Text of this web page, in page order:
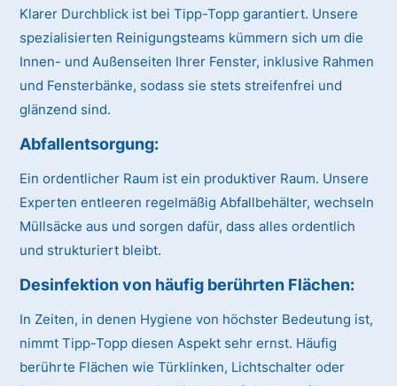
Klarer Durchblick ist bei Tipp-Topp garantiert. Unsere
spezialisierten Reinigungsteams kümmern sich um die
Innen- und Außenseiten Ihrer Fenster, inklusive Rahmen
und Fensterbänke, sodass sie stets streifenfrei und
glänzend sind.
Abfallentsorgung:
Ein ordentlicher Raum ist ein produktiver Raum. Unsere
Experten entleeren regelmäßig Abfallbehälter, wechseln
Müllsäcke aus und sorgen dafür, dass alles ordentlich
und strukturiert bleibt.
Desinfektion von häufig berührten Flächen:
In Zeiten, in denen Hygiene von höchster Bedeutung ist,
nimmt Tipp-Topp diesen Aspekt sehr ernst. Häufig
berührte Flächen wie Türklinken, Lichtschalter oder